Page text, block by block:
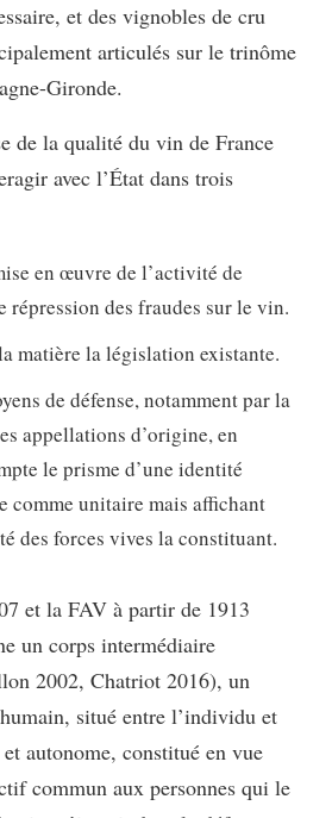
et des vignobles de cru
articulés sur le trinôme
Gironde.
de la qualité du vin de France
avec l’État dans trois
en œuvre de l’activité de
répression des fraudes sur le vin.
matière la législation existante.
de défense, notamment par la
appellations d’origine, en
le prisme d’une identité
comme unitaire mais affichant
des forces vives la constituant.
et la FAV à partir de 1913
un corps intermédiaire
2002, Chatriot 2016), un
situé entre l’individu et
autonome, constitué en vue
commun aux personnes qui le